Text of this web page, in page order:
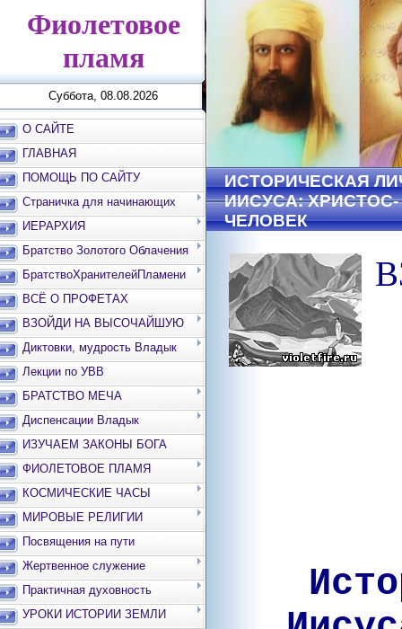
Фиолетовое
пламя
Суббота, 08.08.2026
О САЙТЕ
ГЛАВНАЯ
ПОМОЩЬ ПО САЙТУ
Страничка для начинающих
ИЕРАРХИЯ
Братство Золотого Облачения
БратствоХранителейПламени
ВСЁ О ПРОФЕТАХ
ВЗОЙДИ НА ВЫСОЧАЙШУЮ
ВЕРШИНУ
Диктовки, мудрость Владык
Лекции по УВВ
БРАТСТВО МЕЧА
Диспенсации Владык
ИЗУЧАЕМ ЗАКОНЫ БОГА
ФИОЛЕТОВОЕ ПЛАМЯ
КОСМИЧЕСКИЕ ЧАСЫ
МИРОВЫЕ РЕЛИГИИ
Посвящения на пути
Жертвенное служение
Практичная духовность
УРОКИ ИСТОРИИ ЗЕМЛИ
ИСТОРИЧЕСКАЯ
ИИСУСА: ХРИСТОС-
ЧЕЛОВЕК